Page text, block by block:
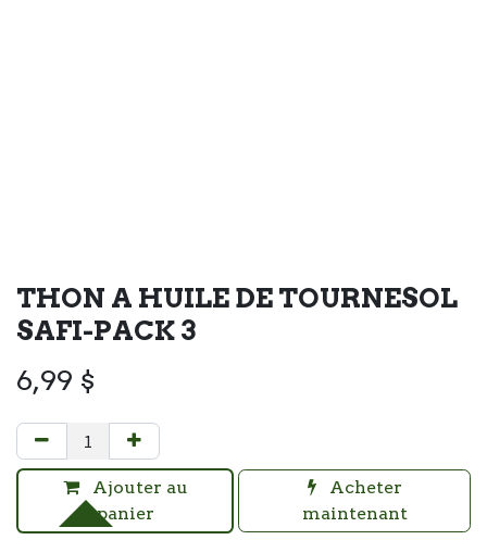
THON A HUILE DE TOURNESOL
SAFI-PACK 3
6,99 $
Ajouter au
panier
Acheter
maintenant